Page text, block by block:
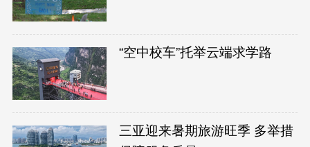
“空中校车”托举云端求学路
三亚迎来暑期旅游旺季 多举措